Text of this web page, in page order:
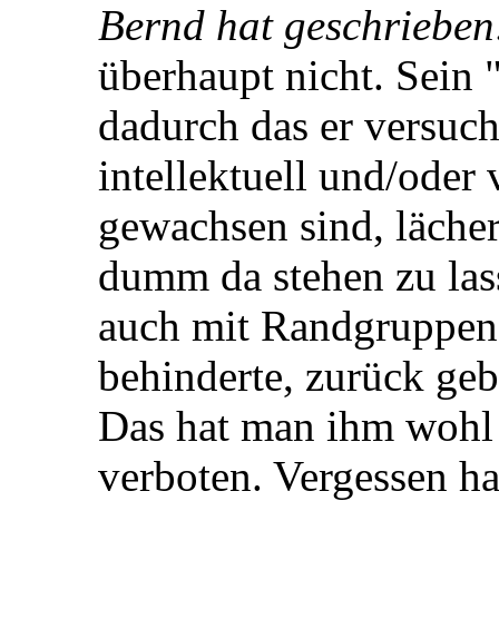
Bernd hat
überhaupt nicht. Sein
dadurch das er
intellektuell und/oder
gewachsen sind,
dumm da stehen zu
auch mit
behinderte, zurück
Das hat man ihm
verboten. Vergessen